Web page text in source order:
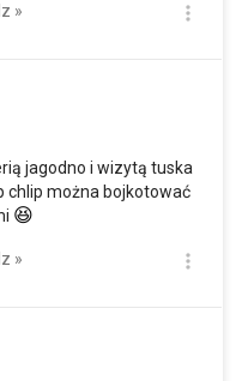
»
jagodno i wizytą tuska
chlip można bojkotować
😆
»